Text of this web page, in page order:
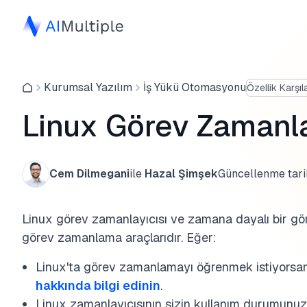
Kurumsal Yazılım İş Yükü OtomasyonuÖzellik
Linux Görev
Cem Dilmeganiile Hazal ŞimşekGüncellenme
Linux görev zamanlayıcısı ve zamana dayalı bir
görev zamanlama araçlarıdır. Eğer:
Linux'ta görev zamanlamayı öğrenmek
hakkında bilgi edinin.